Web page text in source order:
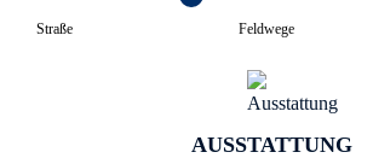
Straße Feldwege
AUSSTATTUNG